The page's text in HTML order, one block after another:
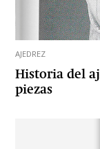
AJEDREZ
Historia del
piezas